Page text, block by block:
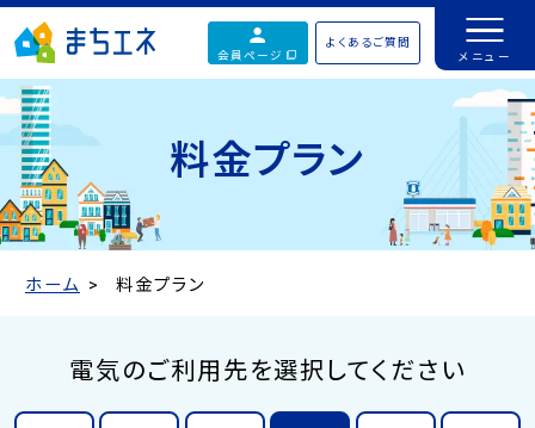
会員ページ
よくあるご質問
料金プラン
ホーム 料金プラン
電気のご利用先を選択してください